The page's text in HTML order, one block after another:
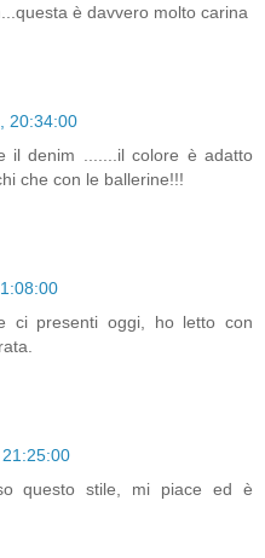
è davvero molto carina
20:34:00
il denim .......il colore è adatto
che con le ballerine!!!
ci presenti oggi, ho letto con
questo stile, mi piace ed è